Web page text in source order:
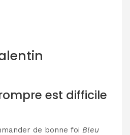
est difficile
de bonne foi Bleu